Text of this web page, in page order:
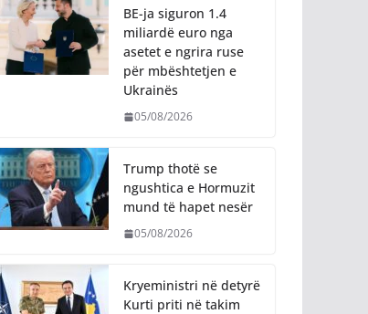
BE-ja siguron 1.4
miliardë euro nga
asetet e ngrira ruse
për mbështetjen e
Ukrainës
05/08/2026
Trump thotë se
ngushtica e Hormuzit
mund të hapet nesër
05/08/2026
Kryeministri në detyrë
Kurti priti në takim